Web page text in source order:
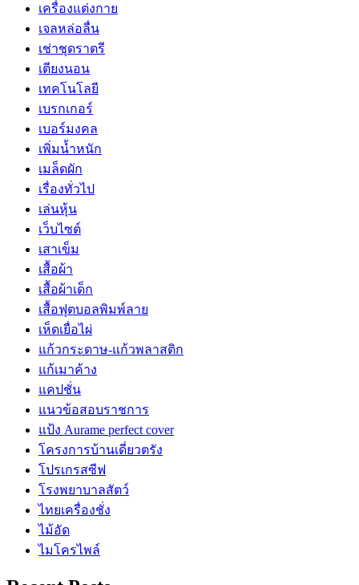
เครื่องแต่งกาย
เจลหล่อลื่น
เช่าชุดราตรี
เตียงนอน
เทคโนโลยี
เบรกเกอร์
เบอร์มงคล
เพิ่มน้ำหนัก
เมล็ดผัก
เรื่องทั่วไป
เล่นหุ้น
เว็บไซต์
เสาเข็ม
เสื้อผ้า
เสื้อผ้าเด็ก
เสื้อฟุตบอลพิมพ์ลาย
เห็ดเยื่อไผ่
แก้วกระดาษ-แก้วพลาสติก
แก้เมาค้าง
แคปชั่น
แนวข้อสอบราชการ
แป้ง Aurame perfect cover
โครงการบ้านเดี่ยวตรัง
โปรเกรสซีฟ
โรงพยาบาลสัตว์
ไทยเครื่องชั่ง
ไม้อัด
ไมโครไพล์